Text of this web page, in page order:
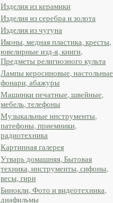
Изделия из керамики
Изделия из серебра и золота
Изделия из чугуна
Иконы, медная пластика, кресты,
ювелирные изд-я, книги,
Предметы религиозного культа
Лампы керосиновые,
фонари, абажуры
Машинки печатные, швейные,
мебель, телефоны
Музыкальные инструменты,
патефоны, приемники,
радиотехника
Картинная галерея
Утварь домашняя, Бытовая
техника, инструменты, сифоны,
весы, гири
Бинокли, Фото и видеотехника,
диафильмы